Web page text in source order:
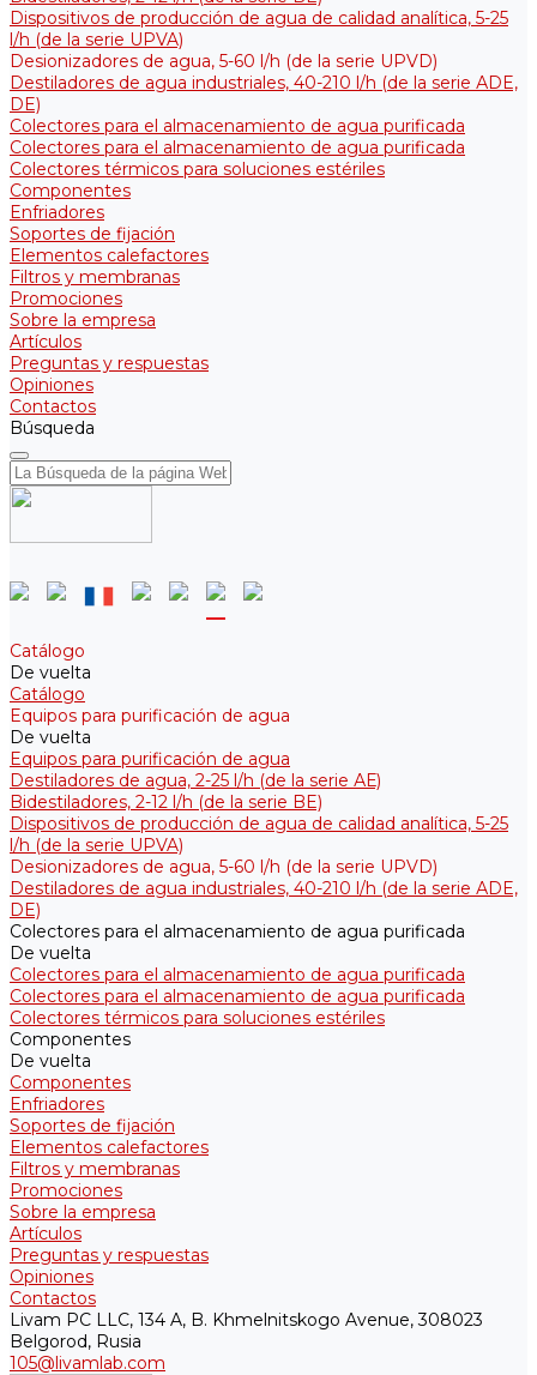
Dispositivos de producción de agua de calidad analítica, 5-25
l/h (de la serie UPVA)
Desionizadores de agua, 5-60 l/h (de la serie UPVD)
Destiladores de agua industriales, 40-210 l/h (de la serie АDE,
DE)
Colectores para el almacenamiento de agua purificada
Colectores para el almacenamiento de agua purificada
Colectores térmicos para soluciones estériles
Componentes
Enfriadores
Soportes de fijación
Elementos calefactores
Filtros y membranas
Promociones
Sobre la empresa
Artículos
Preguntas y respuestas
Opiniones
Contactos
Búsqueda
Catálogo
De vuelta
Catálogo
Equipos para purificación de agua
De vuelta
Equipos para purificación de agua
Destiladores de agua, 2-25 l/h (de la serie АЕ)
Bidestiladores, 2-12 l/h (de la serie BE)
Dispositivos de producción de agua de calidad analítica, 5-25
l/h (de la serie UPVA)
Desionizadores de agua, 5-60 l/h (de la serie UPVD)
Destiladores de agua industriales, 40-210 l/h (de la serie АDE,
DE)
Colectores para el almacenamiento de agua purificada
De vuelta
Colectores para el almacenamiento de agua purificada
Colectores para el almacenamiento de agua purificada
Colectores térmicos para soluciones estériles
Componentes
De vuelta
Componentes
Enfriadores
Soportes de fijación
Elementos calefactores
Filtros y membranas
Promociones
Sobre la empresa
Artículos
Preguntas y respuestas
Opiniones
Contactos
Livam PC LLC, 134 A, B. Khmelnitskogo Avenue, 308023
Belgorod, Rusia
105@livamlab.com